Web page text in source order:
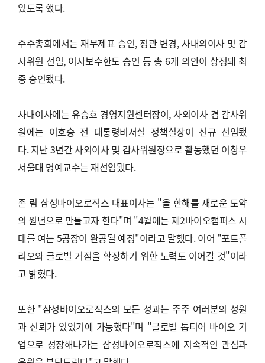
있도록 했다.
주주총회에서는 재무제표 승인, 정관 변경, 사내외이사 및 감
사위원 선임, 이사보수한도 승인 등 총 6개 의안이 상정돼 최
종 승인됐다.
사내이사에는 유승호 경영지원센터장이, 사외이사 겸 감사위
원에는 이호승 전 대통령비서실 정책실장이 신규 선임됐
다. 지난 3년간 사외이사 및 감사위원장으로 활동했던 이창우
서울대 명예교수는 재선임됐다.
존 림 삼성바이오로직스 대표이사는 "올 한해를 새로운 도약
의 원년으로 만들고자 한다"며 "4월에는 제2바이오캠퍼스 시
대를 여는 5공장이 완공될 예정"이라고 말했다. 이어 "포트폴
리오와 글로벌 거점을 확장하기 위한 노력도 이어갈 것"이라
고 밝혔다.
또한 "삼성바이오로직스의 모든 성과는 주주 여러분의 성원
과 신뢰가 있었기에 가능했다"며 "글로벌 톱티어 바이오 기
업으로 성장해나가는 삼성바이오로직스에 지속적인 관심과